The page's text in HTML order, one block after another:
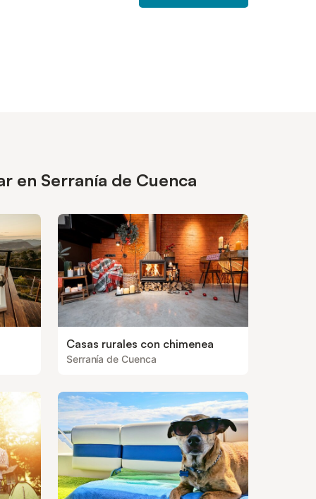
en Serranía de Cuenca
Casas rurales con chimenea
Serranía de Cuenca